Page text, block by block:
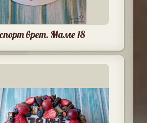
врет. Маме 18